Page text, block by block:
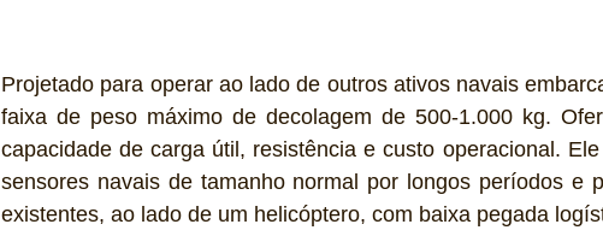
Projetado para operar ao lado de outros ativos navais
faixa de peso máximo de decolagem de 500-1.000 kg.
capacidade de carga útil, resistência e custo operacional.
sensores navais de tamanho normal por longos períodos e
existentes, ao lado de um helicóptero, com baixa pegada